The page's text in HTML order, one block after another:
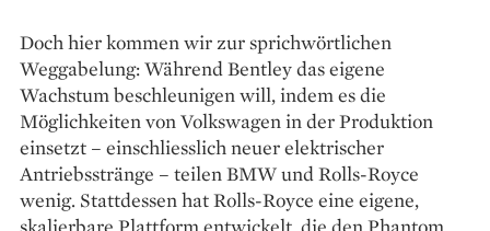
Doch hier kommen wir zur sprichwörtlichen
Weggabelung: Während Bentley das eigene
Wachstum beschleunigen will, indem es die
Möglichkeiten von Volkswagen in der Produktion
einsetzt – einschliesslich neuer elektrischer
Antriebsstränge – teilen BMW und Rolls-Royce
wenig. Stattdessen hat Rolls-Royce eine eigene,
skalierbare Plattform entwickelt, die den Phantom